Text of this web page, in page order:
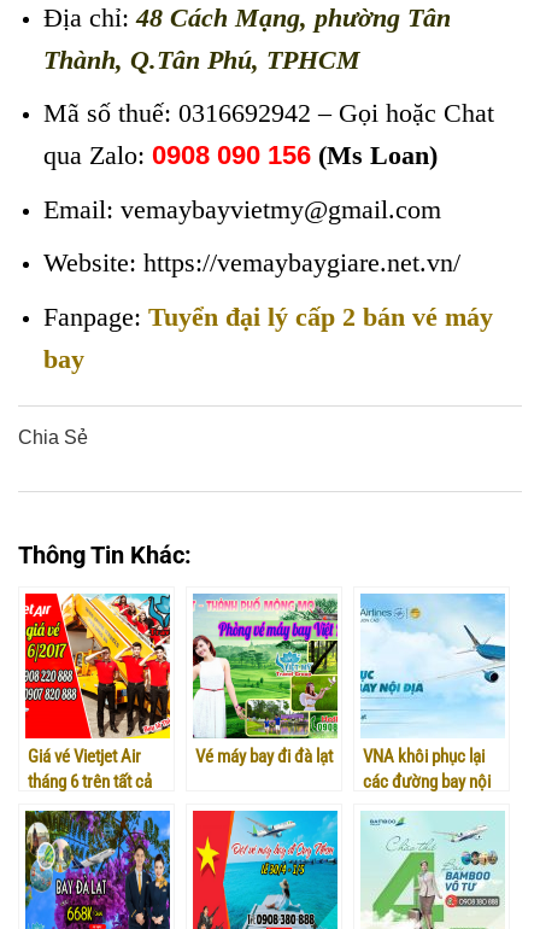
Địa chỉ:48 Cách Mạng, phường Tân
Thành, Q.Tân Phú, TPHCM
Mã số thuế: 0316692942 – Gọi hoặc Chat
qua Zalo: 0908 090 156(Ms Loan)
Email: vemaybayvietmy@gmail.com
Website: https://vemaybaygiare.net.vn/
Fanpage: Tuyển đại lý cấp 2 bán vé máy
bay
Chia Sẻ
Thông Tin Khác:
Giá vé Vietjet Air
tháng 6 trên tất cả
đường bay
Vé máy bay đi đà lạt
VNA khôi phục lại
các đường bay nội
địa trong tháng 11